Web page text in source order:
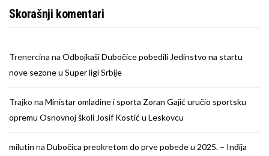
Skorašnji komentari
Trenercina na Odbojkaši Dubočice pobedili Jedinstvo na startu
nove sezone u Super ligi Srbije
Trajko na Ministar omladine i sporta Zoran Gajić uručio sportsku
opremu Osnovnoj školi Josif Kostić u Leskovcu
milutin na Dubočica preokretom do prve pobede u 2025. – Inđija